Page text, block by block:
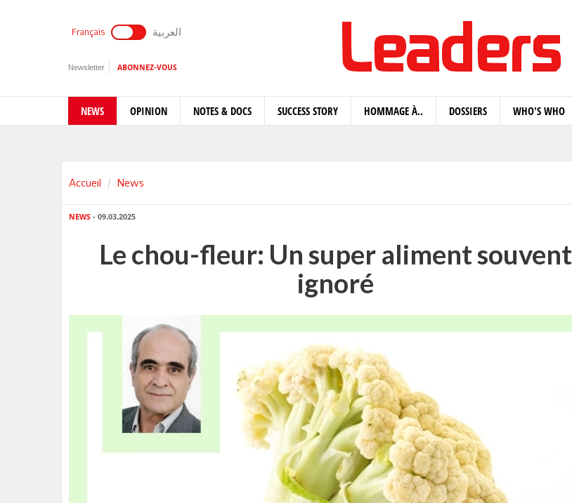
Français العربية
Newsletter ABONNEZ-VOUS
NEWS OPINION NOTES & DOCS SUCCESS STORY HOMMAGE À.. DOSSIERS WHO'S WHO
Accueil News
NEWS - 09.03.2025
Le chou-fleur: Un super aliment souvent
ignoré